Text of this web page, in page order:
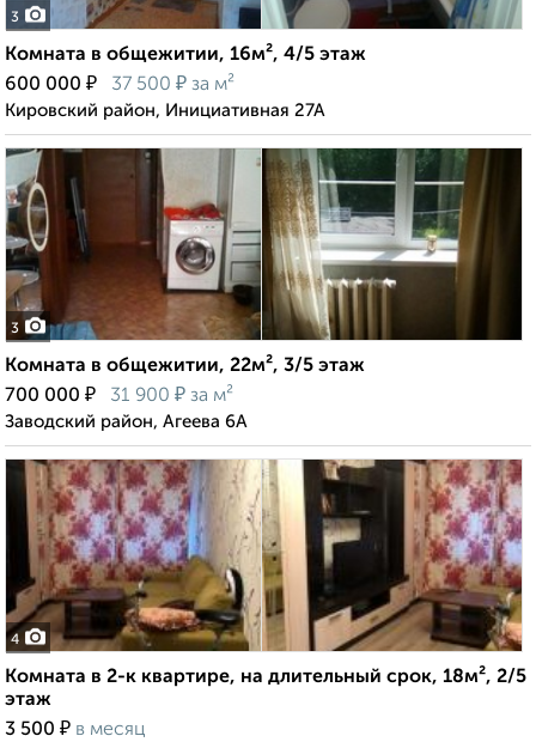
3
Комната в общежитии, 16м², 4/5 этаж
600 000 ₽ 37 500 ₽ за м²
Кировский район, Инициативная 27А
3
Комната в общежитии, 22м², 3/5 этаж
700 000 ₽ 31 900 ₽ за м²
Заводский район, Агеева 6А
4
Комната в 2-к квартире, на длительный срок, 18м², 2/5
этаж
3 500 ₽ в месяц